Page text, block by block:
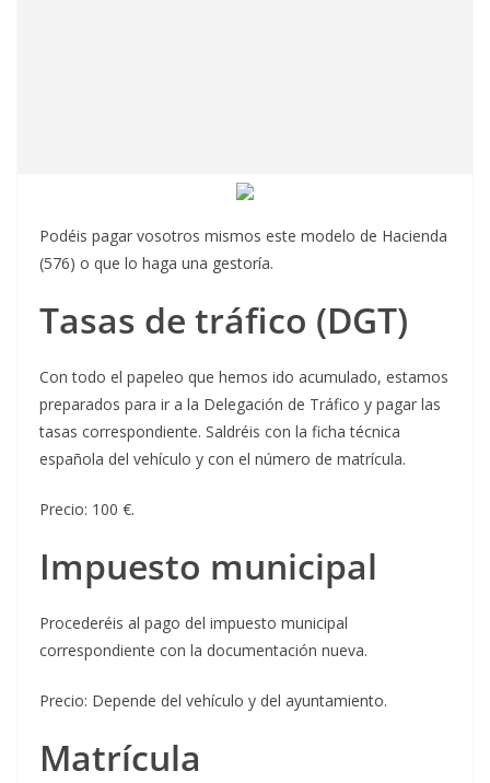
Podéis pagar vosotros mismos este modelo de Hacienda
(576) o que lo haga una gestoría.
Tasas de tráfico (DGT)
Con todo el papeleo que hemos ido acumulado, estamos
preparados para ir a la Delegación de Tráfico y pagar las
tasas correspondiente. Saldréis con la ficha técnica
española del vehículo y con el número de matrícula.
Precio: 100 €.
Impuesto municipal
Procederéis al pago del impuesto municipal
correspondiente con la documentación nueva.
Precio: Depende del vehículo y del ayuntamiento.
Matrícula